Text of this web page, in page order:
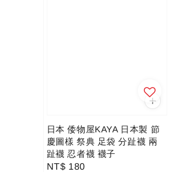
日本 倭物屋KAYA 日本製 節
慶圖樣 祭典 足袋 分趾襪 兩
趾襪 忍者襪 襪子
Regular
NT$ 180